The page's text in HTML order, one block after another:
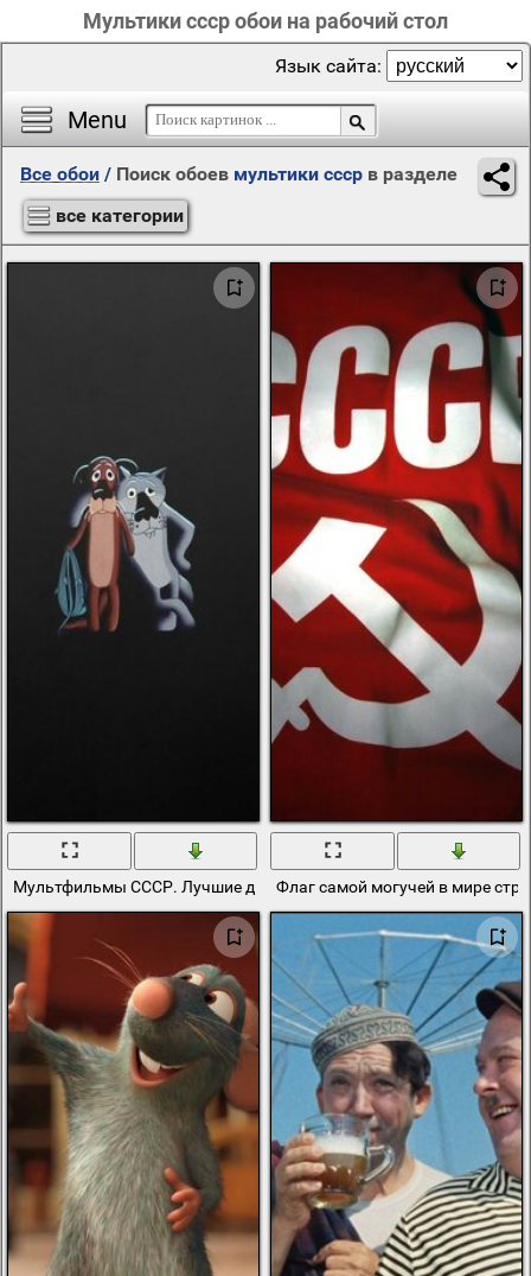
Мультики ссср обои на рабочий стол
Menu
Язык сайта:
Все обои / Поиск обоев мультики ссср в разделе
все категории
Мультфильмы СССР. Лучшие друзьяФлаг самой могучей в мире